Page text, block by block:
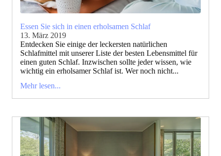
Essen Sie sich in einen erholsamen Schlaf
13. März 2019
Entdecken Sie einige der leckersten natürlichen
Schlafmittel mit unserer Liste der besten Lebensmittel für
einen guten Schlaf. Inzwischen sollte jeder wissen, wie
wichtig ein erholsamer Schlaf ist. Wer noch nicht...
Mehr lesen...